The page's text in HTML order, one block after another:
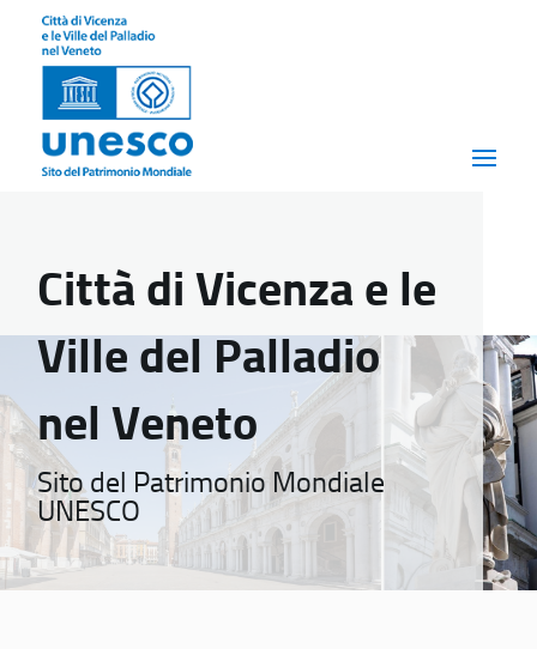
Città di Vicenza e le
Ville del Palladio
nel Veneto
Sito del Patrimonio Mondiale
UNESCO